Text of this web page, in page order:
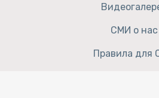
СМИ о нас
Правила для